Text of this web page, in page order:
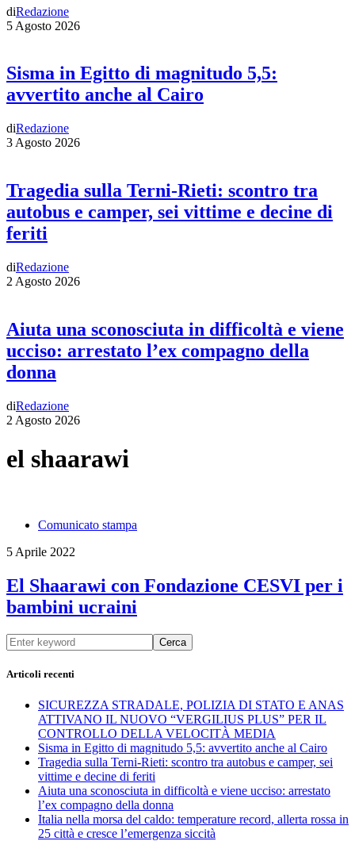
diRedazione
5 Agosto 2026
Sisma in Egitto di magnitudo 5,5:
avvertito anche al Cairo
diRedazione
3 Agosto 2026
Tragedia sulla Terni-Rieti: scontro tra
autobus e camper, sei vittime e decine di
feriti
diRedazione
2 Agosto 2026
Aiuta una sconosciuta in difficoltà e viene
ucciso: arrestato l’ex compagno della
donna
diRedazione
2 Agosto 2026
el shaarawi
Comunicato stampa
5 Aprile 2022
El Shaarawi con Fondazione CESVI per i
bambini ucraini
Cerca
Articoli recenti
SICUREZZA STRADALE, POLIZIA DI STATO E ANAS
ATTIVANO IL NUOVO “VERGILIUS PLUS” PER IL
CONTROLLO DELLA VELOCITÀ MEDIA
Sisma in Egitto di magnitudo 5,5: avvertito anche al Cairo
Tragedia sulla Terni-Rieti: scontro tra autobus e camper, sei
vittime e decine di feriti
Aiuta una sconosciuta in difficoltà e viene ucciso: arrestato
l’ex compagno della donna
Italia nella morsa del caldo: temperature record, allerta rossa in
25 città e cresce l’emergenza siccità